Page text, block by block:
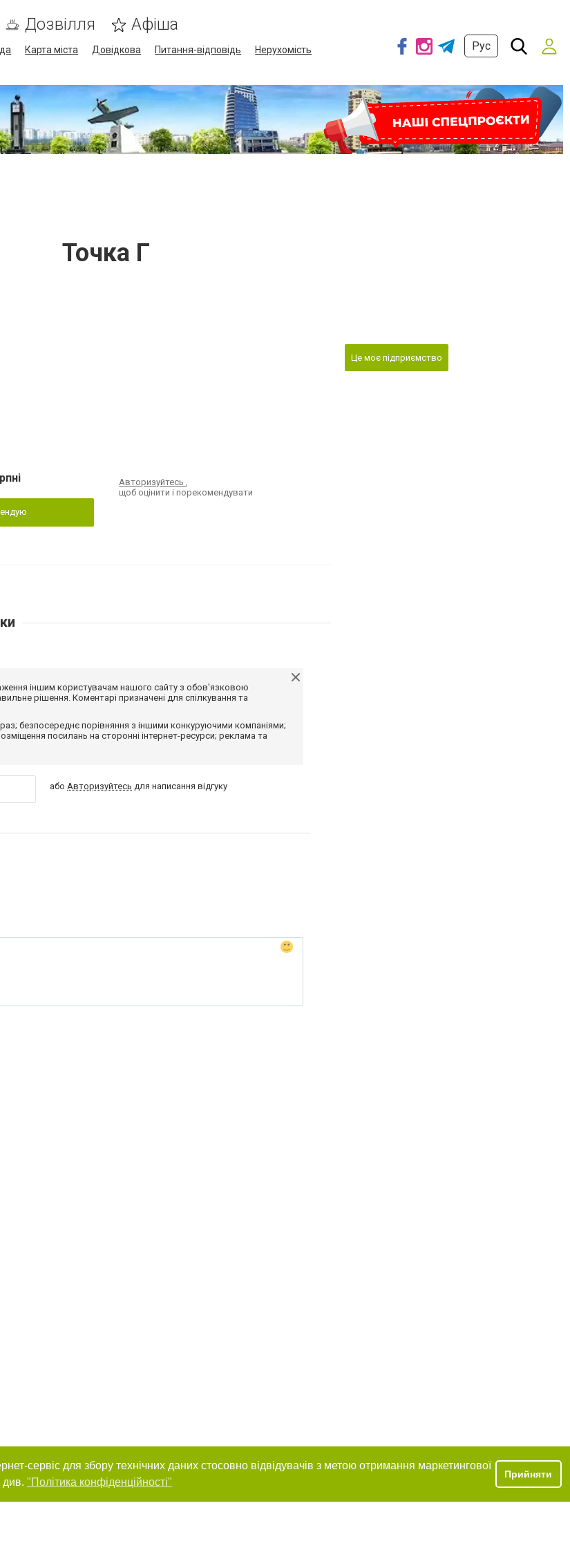
Дозвілля Афіша
Карта міста Довідкова Питання-відповідь
Нерухомість
Рус
Точка Г
Авторизуйтесь,
щоб оцінити і порекомендувати
Це моє підприємство
іншим користувачам нашого сайту з обов'язковою
рішення. Коментарі призначені для спілкування та
безпосереднє порівняння з іншими конкуруючими компаніями;
посилань на сторонні інтернет-ресурси; реклама та
або Авторизуйтесь для написання відгуку
сервіс для збору технічних даних стосовно відвідувачів з метою отримання маркетингової
див. "Політика конфіденційності"
Прийняти